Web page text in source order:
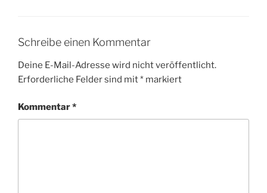
Schreibe einen Kommentar
Deine E-Mail-Adresse wird nicht veröffentlicht.
Erforderliche Felder sind mit* markiert
Kommentar*